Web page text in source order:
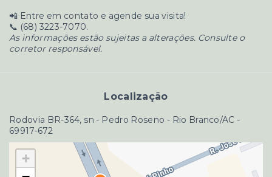
📲 Entre em contato e agende sua visita!
📞 (68) 3223-7070.
As informações estão sujeitas a alterações. Consulte o
corretor responsável.
Localização
Rodovia BR-364, sn - Pedro Roseno - Rio Branco/AC -
69917-672
+